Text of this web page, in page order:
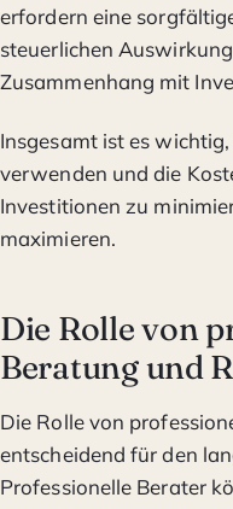
erfordern eine
steuerlichen
Zusammenhang mit
Insgesamt ist es
verwenden und die
Investitionen zu
maximieren.
Die Rolle von
Beratung und
Die Rolle von
entscheidend für den
Professionelle Berater